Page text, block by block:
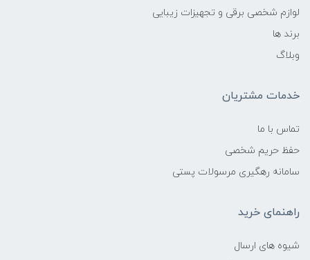
لوازم شخصی برقی و تجهیزات زیبایی
برند ها
وبلاگ
خدمات مشتریان
تماس با ما
حفظ حریم شخصی
سامانه رهگیری مرسولات پستی
راهنمای خرید
شیوه های ارسال